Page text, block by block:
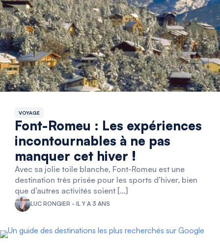
VOYAGE
Font-Romeu : Les expériences
incontournables à ne pas
manquer cet hiver !
Avec sa jolie toile blanche, Font-Romeu est une
destination très prisée pour les sports d’hiver, bien
que d’autres activités soient […]
LUC RONGIER - IL Y A 3 ANS